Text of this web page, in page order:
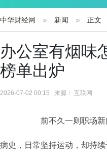
公司 生活 读书
中华财经网 新闻 正文
办公室有烟味
榜单出炉
2026-07-02 00:15 来源： 互联网
前不久一则职场
病史，日常坚持运动，却持